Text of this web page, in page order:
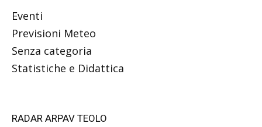
Eventi
Previsioni Meteo
Senza categoria
Statistiche e Didattica
RADAR ARPAV TEOLO